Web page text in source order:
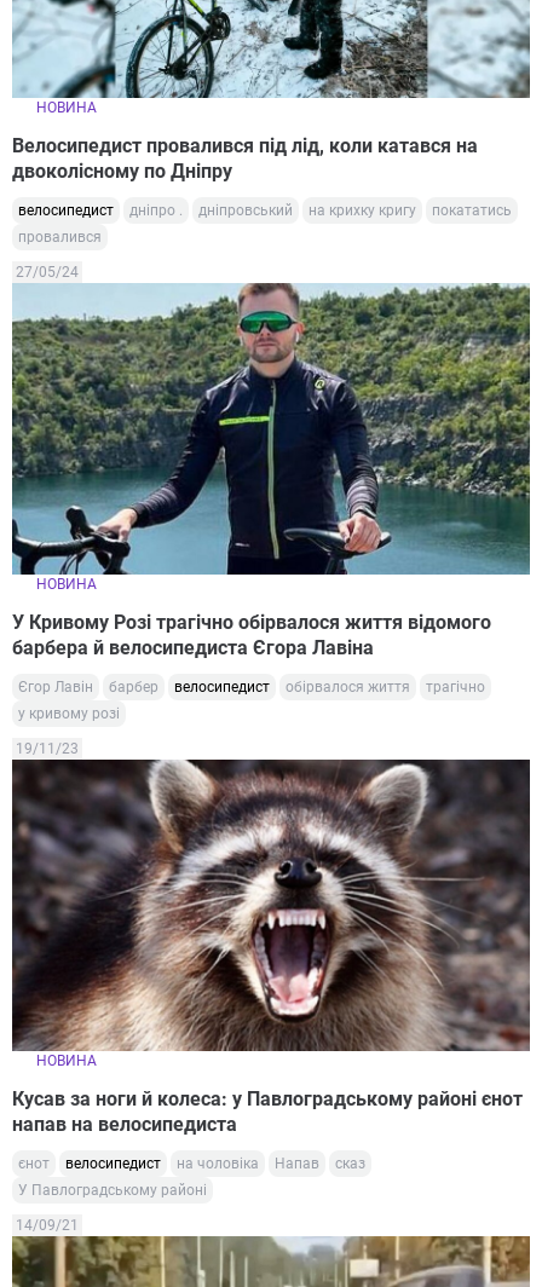
НОВИНА
Велосипедист провалився під лід, коли катався на
двоколісному по Дніпру
велосипедист дніпро . дніпровський на крихку кригу
покататись
провалився
27/05/24
НОВИНА
У Кривому Розі трагічно обірвалося життя відомого
барбера й велосипедиста Єгора Лавіна
Єгор Лавін барбер велосипедист обірвалося життя
трагічно
у кривому розі
19/11/23
НОВИНА
Кусав за ноги й колеса: у Павлоградському районі єнот
напав на велосипедиста
єнот велосипедист на чоловіка Напав
сказ
У Павлоградському районі
14/09/21